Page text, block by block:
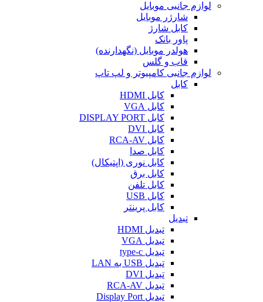
لوازم جانبی موبایل
شارژر موبایل
کابل شارژ
پاور بانک
هولدر موبایل (نگهدارنده)
قاب و گلس
لوازم جانبی کامپیوتر و لپ تاپ
کابل
کابل HDMI
کابل VGA
کابل DISPLAY PORT
کابل DVI
کابل RCA-AV
کابل صدا
کابل نوری (اپتیکال)
کابل برق
کابل تلفن
کابل USB
کابل پرینتر
تبدیل
تبدیل HDMI
تبدیل VGA
تبدیل type-c
تبدیل USB به LAN
تبدیل DVI
تبدیل RCA-AV
تبدیل Display Port